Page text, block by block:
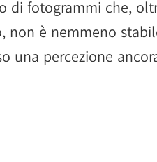
di fotogrammi che,
non è nemmeno
una percezione